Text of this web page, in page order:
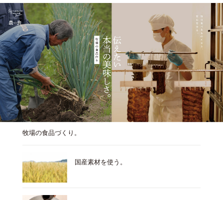
牧場の食品づくり。
国産素材を使う。